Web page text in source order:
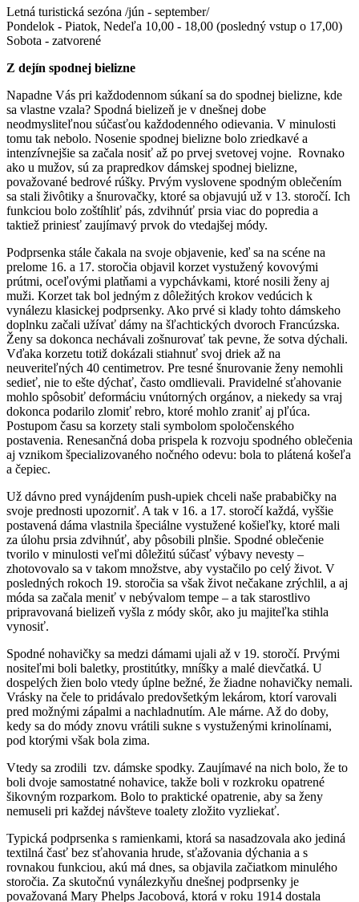
Letná turistická sezóna /jún - september/
Pondelok - Piatok, Nedeľa 10,00 - 18,00 (posledný vstup o 17,00)
Sobota - zatvorené
Z dejín spodnej bielizne
Napadne Vás pri každodennom súkaní sa do spodnej bielizne, kde
sa vlastne vzala? Spodná bielizeň je v dnešnej dobe
neodmysliteľnou súčasťou každodenného odievania. V minulosti
tomu tak nebolo. Nosenie spodnej bielizne bolo zriedkavé a
intenzívnejšie sa začala nosiť až po prvej svetovej vojne. Rovnako
ako u mužov, sú za prapredkov dámskej spodnej bielizne,
považované bedrové rúšky. Prvým vyslovene spodným oblečením
sa stali živôtiky a šnurovačky, ktoré sa objavujú už v 13. storočí. Ich
funkciou bolo zoštíhliť pás, zdvihnúť prsia viac do popredia a
taktiež priniesť zaujímavý prvok do vtedajšej módy.
Podprsenka stále čakala na svoje objavenie, keď sa na scéne na
prelome 16. a 17. storočia objavil korzet vystužený kovovými
prútmi, oceľovými platňami a vypchávkami, ktoré nosili ženy aj
muži. Korzet tak bol jedným z dôležitých krokov vedúcich k
vynálezu klasickej podprsenky. Ako prvé si klady tohto dámskeho
doplnku začali užívať dámy na šľachtických dvoroch Francúzska.
Ženy sa dokonca nechávali zošnurovať tak pevne, že sotva dýchali.
Vďaka korzetu totiž dokázali stiahnuť svoj driek až na
neuveriteľných 40 centimetrov. Pre tesné šnurovanie ženy nemohli
sedieť, nie to ešte dýchať, často omdlievali. Pravidelné sťahovanie
mohlo spôsobiť deformáciu vnútorných orgánov, a niekedy sa vraj
dokonca podarilo zlomiť rebro, ktoré mohlo zraniť aj pľúca.
Postupom času sa korzety stali symbolom spoločenského
postavenia. Renesančná doba prispela k rozvoju spodného oblečenia
aj vznikom špecializovaného nočného odevu: bola to plátená košeľa
a čepiec.
Už dávno pred vynájdením push-upiek chceli naše prababičky na
svoje prednosti upozorniť. A tak v 16. a 17. storočí každá, vyššie
postavená dáma vlastnila špeciálne vystužené košieľky, ktoré mali
za úlohu prsia zdvihnúť, aby pôsobili plnšie. Spodné oblečenie
tvorilo v minulosti veľmi dôležitú súčasť výbavy nevesty –
zhotovovalo sa v takom množstve, aby vystačilo po celý život. V
posledných rokoch 19. storočia sa však život nečakane zrýchlil, a aj
móda sa začala meniť v nebývalom tempe – a tak starostlivo
pripravovaná bielizeň vyšla z módy skôr, ako ju majiteľka stihla
vynosiť.
Spodné nohavičky sa medzi dámami ujali až v 19. storočí. Prvými
nositeľmi boli baletky, prostitútky, mníšky a malé dievčatká. U
dospelých žien bolo vtedy úplne bežné, že žiadne nohavičky nemali.
Vrásky na čele to pridávalo predovšetkým lekárom, ktorí varovali
pred možnými zápalmi a nachladnutím. Ale márne. Až do doby,
kedy sa do módy znovu vrátili sukne s vystuženými krinolínami,
pod ktorými však bola zima.
Vtedy sa zrodili tzv. dámske spodky. Zaujímavé na nich bolo, že to
boli dvoje samostatné nohavice, takže boli v rozkroku opatrené
šikovným rozparkom. Bolo to praktické opatrenie, aby sa ženy
nemuseli pri každej návšteve toalety zložito vyzliekať.
Typická podprsenka s ramienkami, ktorá sa nasadzovala ako jediná
textilná časť bez sťahovania hrude, sťažovania dýchania a s
rovnakou funkciou, akú má dnes, sa objavila začiatkom minulého
storočia. Za skutočnú vynálezkyňu dnešnej podprsenky je
považovaná Mary Phelps Jacobová, ktorá v roku 1914 dostala